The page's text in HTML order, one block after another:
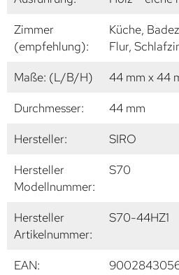
Zimmer
(empfehlung):
Küche,
Flur,
Maße: (L/B/H)
44 mm x 44
Durchmesser:
44 mm
Hersteller:
SIRO
Hersteller
Modellnummer:
S70
Hersteller
Artikelnummer:
S70-44HZ1
EAN: